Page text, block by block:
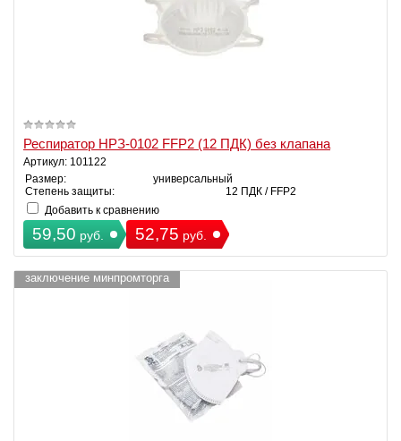
Респиратор НРЗ-0102 FFP2 (12 ПДК) без клапана
Артикул: 101122
Размер:
универсальный
Степень защиты:
12 ПДК / FFP2
Добавить к сравнению
59,50 руб. 52,75 руб.
заключение минпромторга